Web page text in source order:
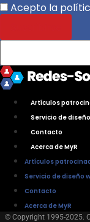
Acepto la
Artículos
Servicio de
Contacto
Acerca de MyR
Artículos
Servicio de diseño
Contacto
Acerca de MyR
© Copyright 1995-2025.